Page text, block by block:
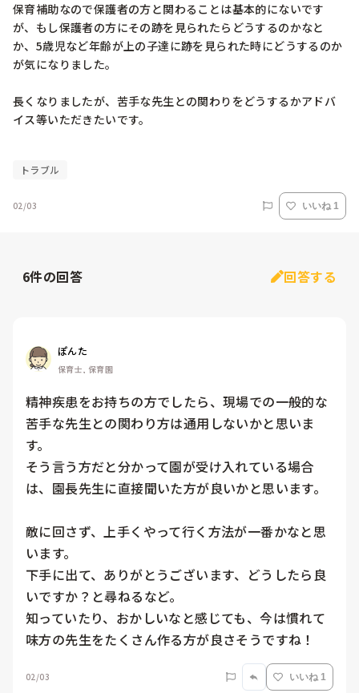
保育補助なので保護者の方と関わることは基本的にないです
が、もし保護者の方にその跡を見られたらどうするのかなと
か、5歳児など年齢が上の子達に跡を見られた時にどうするのか
が気になりました。
長くなりましたが、苦手な先生との関わりをどうするかアドバ
イス等いただきたいです。
トラブル
02/03 いいね 1
6件の回答 回答する
ぽんた
保育士, 保育園
精神疾患をお持ちの方でしたら、現場での一般的な
苦手な先生との関わり方は通用しないかと思いま
す。
そう言う方だと分かって園が受け入れている場合
は、園長先生に直接聞いた方が良いかと思います。
敵に回さず、上手くやって行く方法が一番かなと思
います。
下手に出て、ありがとうございます、どうしたら良
いですか？と尋ねるなど。
知っていたり、おかしいなと感じても、今は慣れて
味方の先生をたくさん作る方が良さそうですね！
02/03 いいね 1